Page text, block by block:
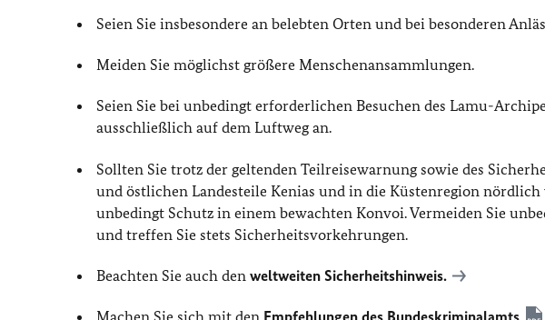
Seien Sie insbesondere an belebten Orten und bei besonderen
Meiden Sie möglichst größere Menschenansammlungen.
Seien Sie bei unbedingt erforderlichen Besuchen des Lamu-
ausschließlich auf dem Luftweg an.
Sollten Sie trotz der geltenden Teilreisewarnung sowie des
und östlichen Landesteile Kenias und in die Küstenregion
unbedingt Schutz in einem bewachten Konvoi.Vermeiden Sie
und treffen Sie stets Sicherheitsvorkehrungen.
Beachten Sie auch denweltweiten Sicherheitshinweis.
Machen Sie sich mit den Empfehlungen des Bundeskriminalamts